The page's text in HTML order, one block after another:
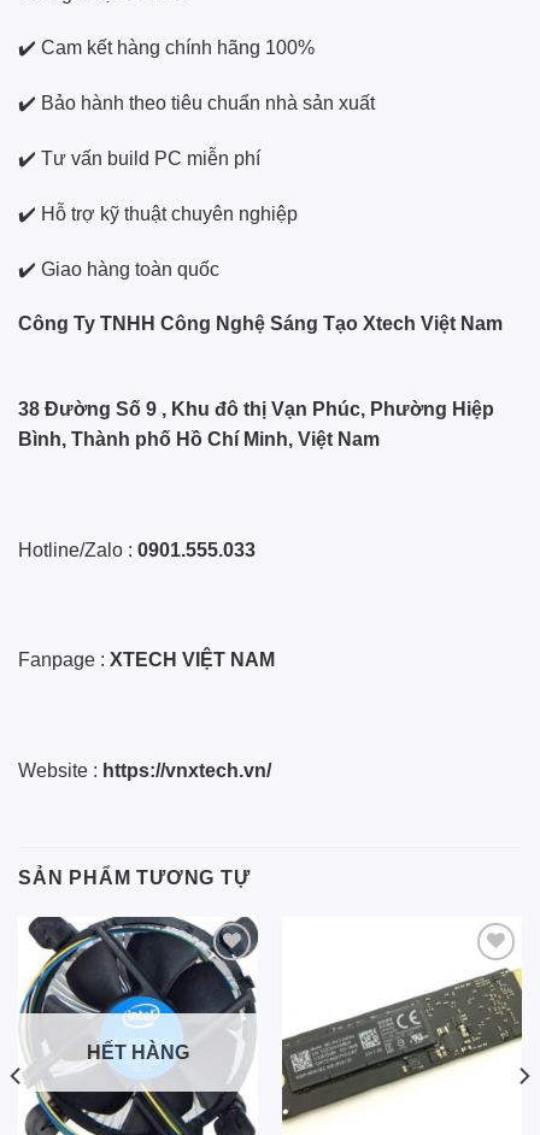
✔️ Cam kết hàng chính hãng 100%
✔️ Bảo hành theo tiêu chuẩn nhà sản xuất
✔️ Tư vấn build PC miễn phí
✔️ Hỗ trợ kỹ thuật chuyên nghiệp
✔️ Giao hàng toàn quốc
Công Ty TNHH Công Nghệ Sáng Tạo Xtech Việt Nam
38 Đường Số 9 , Khu đô thị Vạn Phúc, Phường Hiệp
Bình, Thành phố Hồ Chí Minh, Việt Nam
Hotline/Zalo : 0901.555.033
Fanpage : XTECH VIỆT NAM
Website : https://vnxtech.vn/
SẢN PHẨM TƯƠNG TỰ
Add to
wishlist
HẾT HÀNG
Add to
wishlist